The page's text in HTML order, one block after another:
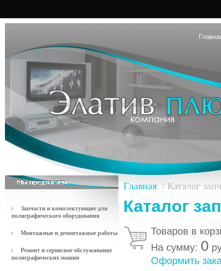
Запчасти и комплектующие для
полиграфического оборудования
Монтажные и демонтажные работы
Ремонт и сервисное обслуживание
полиграфических машин
Главная / Каталог
Каталог
Товаров в
На сумму: 0
Оформить